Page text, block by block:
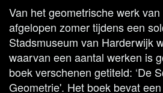
Van het geometrische werk van
afgelopen zomer tijdens een
Stadsmuseum van Harderwijk
waarvan een aantal werken is
boek verschenen getiteld: ‘De
Geometrie'. Het boek bevat